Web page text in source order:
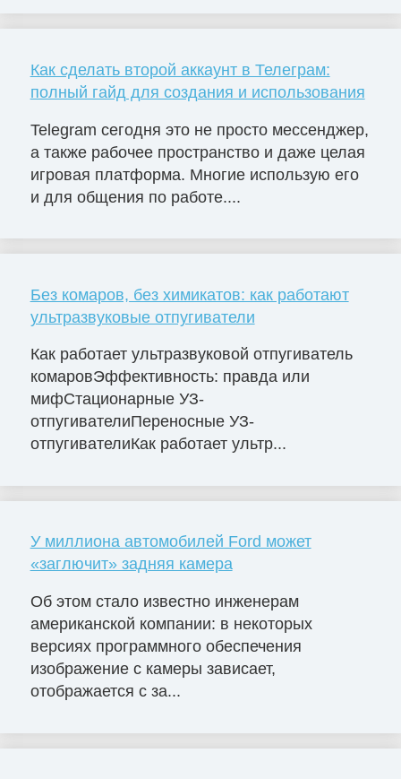
Как сделать второй аккаунт в Телеграм:
полный гайд для создания и использования
Telegram сегодня это не просто мессенджер,
а также рабочее пространство и даже целая
игровая платформа. Многие использую его
и для общения по работе....
Без комаров, без химикатов: как работают
ультразвуковые отпугиватели
Как работает ультразвуковой отпугиватель
комаровЭффективность: правда или
мифСтационарные УЗ-
отпугивателиПереносные УЗ-
отпугивателиКак работает ультр...
У миллиона автомобилей Ford может
«заглючит» задняя камера
Об этом стало известно инженерам
американской компании: в некоторых
версиях программного обеспечения
изображение с камеры зависает,
отображается с за...